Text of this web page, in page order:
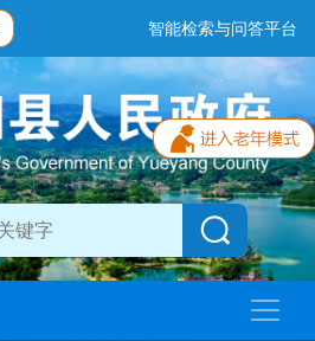
智能检索与问答平台